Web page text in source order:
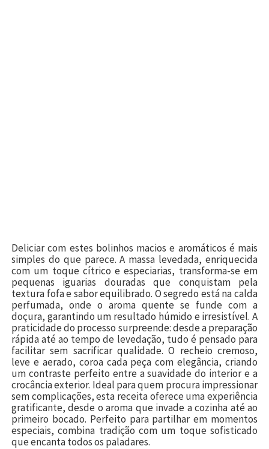
Deliciar com estes bolinhos macios e aromáticos é mais
simples do que parece. A massa levedada, enriquecida
com um toque cítrico e especiarias, transforma-se em
pequenas iguarias douradas que conquistam pela
textura fofa e sabor equilibrado. O segredo está na calda
perfumada, onde o aroma quente se funde com a
doçura, garantindo um resultado húmido e irresistível. A
praticidade do processo surpreende: desde a preparação
rápida até ao tempo de levedação, tudo é pensado para
facilitar sem sacrificar qualidade. O recheio cremoso,
leve e aerado, coroa cada peça com elegância, criando
um contraste perfeito entre a suavidade do interior e a
crocância exterior. Ideal para quem procura impressionar
sem complicações, esta receita oferece uma experiência
gratificante, desde o aroma que invade a cozinha até ao
primeiro bocado. Perfeito para partilhar em momentos
especiais, combina tradição com um toque sofisticado
que encanta todos os paladares.